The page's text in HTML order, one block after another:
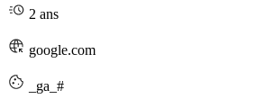
2 ans
google.com
_ga_#